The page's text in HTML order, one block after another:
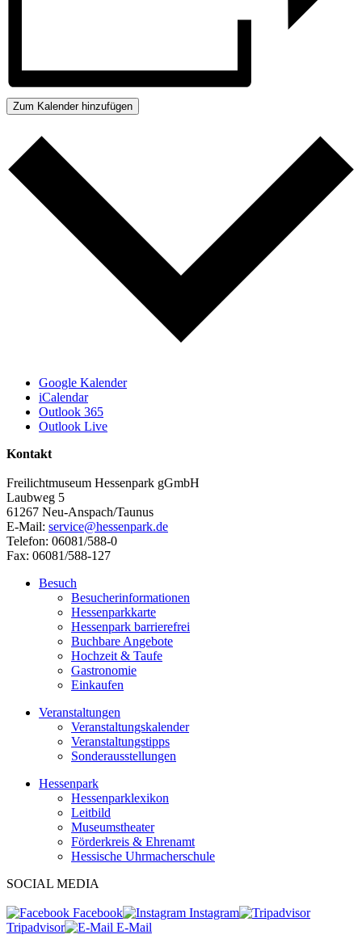
Zum Kalender hinzufügen
Google Kalender
iCalendar
Outlook 365
Outlook Live
Kontakt
Freilichtmuseum Hessenpark gGmbH
Laubweg 5
61267 Neu-Anspach/Taunus
E-Mail: service@hessenpark.de
Telefon: 06081/588-0
Fax: 06081/588-127
Besuch
Besucherinformationen
Hessenparkkarte
Hessenpark barrierefrei
Buchbare Angebote
Hochzeit & Taufe
Gastronomie
Einkaufen
Veranstaltungen
Veranstaltungskalender
Veranstaltungstipps
Sonderausstellungen
Hessenpark
Hessenparklexikon
Leitbild
Museumstheater
Förderkreis & Ehrenamt
Hessische Uhrmacherschule
SOCIAL MEDIA
Facebook
Instagram
Tripadvisor
E-Mail